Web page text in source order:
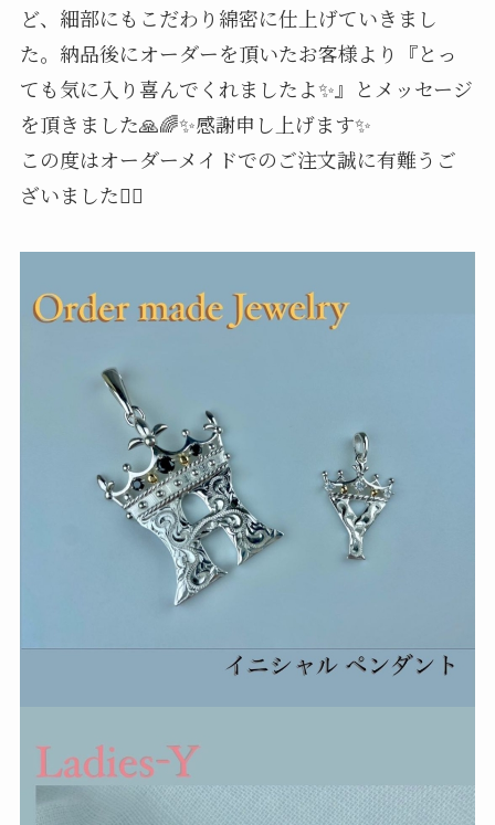
ど、細部にもこだわり綿密に仕上げていきまし
た。納品後にオーダーを頂いたお客様より『とっ
ても気に入り喜んでくれましたよ✨』とメッセージ
を頂きました🙏🌈✨感謝申し上げます✨
この度はオーダーメイドでのご注文誠に有難うご
ざいました🙇‍♂️